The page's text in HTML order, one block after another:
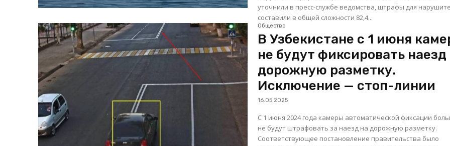
уточнили в пресс-службе ведомства, штрафы для
составили в общей сложности 82,4...
Общество
В Узбекистане c 1 июня
не будут фиксировать наезд
дорожную разметку.
Исключение — стоп-линии
16.05.2025
С 1 июня 2024 года камеры автоматической фиксации
не будут штрафовать за наезд на дорожную разметку.
Соответствующее постановление правительства было